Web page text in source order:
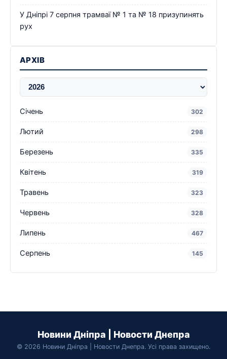
У Дніпрі 7 серпня трамваї № 1 та № 18 призупинять
рух
АРХІВ
Січень 302
Лютий 298
Березень 335
Квітень 319
Травень 323
Червень 328
Липень 467
Серпень 145
Новини Дніпра | Новости Днепра
© 2026 Новини Дніпра | Новости Днепра. Усі права захищено.